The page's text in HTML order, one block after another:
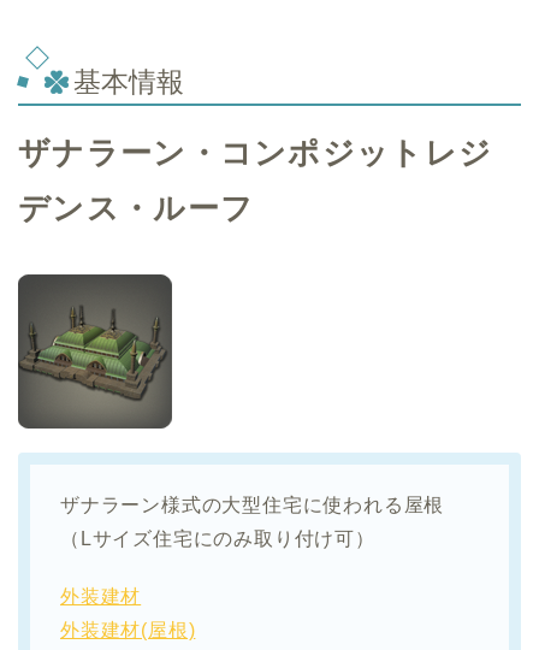
基本情報
ザナラーン・コンポジットレジ
デンス・ルーフ
ザナラーン様式の大型住宅に使われる屋根
（Lサイズ住宅にのみ取り付け可）
外装建材
外装建材(屋根)